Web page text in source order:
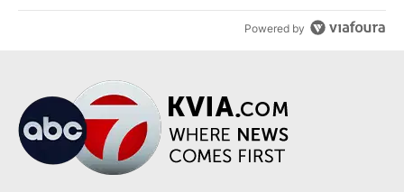
Powered by